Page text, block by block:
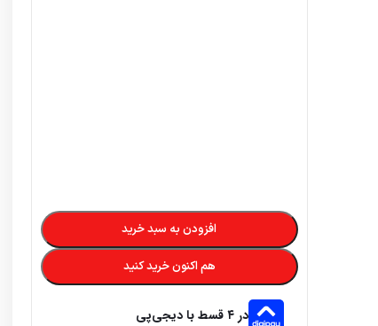
افزودن به سبد خرید
هم اکنون خرید کنید
در ۴ قسط با دیجی‌پی